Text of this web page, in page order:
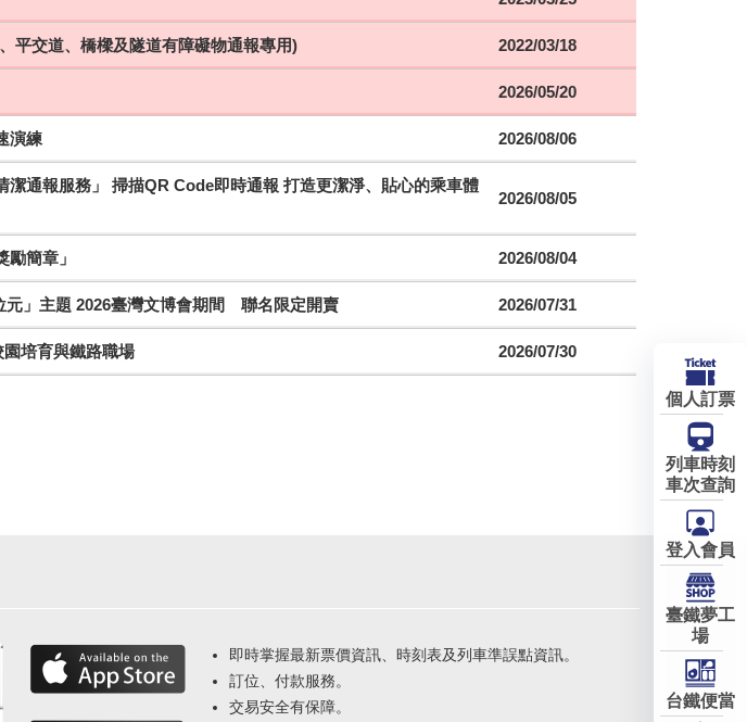
平交道、橋樑及隧道有障礙物通報專用) 2022/03/18
2026/05/20
演練 2026/08/06
潔通報服務」 掃描QR Code即時通報 打造更潔淨、貼心的乘車體
2026/08/05
簡章」 2026/08/04
」主題 2026臺灣文博會期間 聯名限定開賣 2026/07/31
培育與鐵路職場 2026/07/30
即時掌握最新票價資訊、時刻表及列車準誤點資訊。
訂位、付款服務。
交易安全有保障。
個人訂票
列車時刻
車次查詢
登入會員
臺鐵夢工
場
台鐵便當